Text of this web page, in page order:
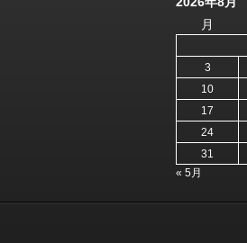
月
« 5月
3
10
17
24
31